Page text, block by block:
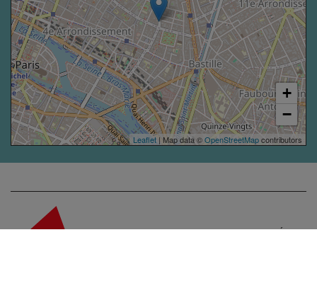
+
−
Leaflet | Map data ©OpenStreetMapcontributors
ACCESSIBILITÉ